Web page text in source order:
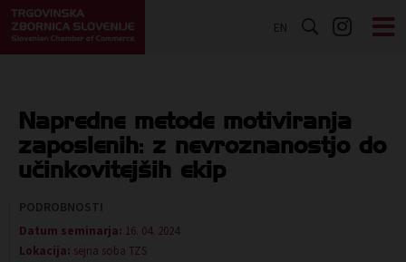
EN
Napredne metode motiviranja
zaposlenih: z nevroznanostjo do
učinkovitejših ekip
PODROBNOSTI
Datum seminarja: 16. 04. 2024
Lokacija: sejna soba TZS